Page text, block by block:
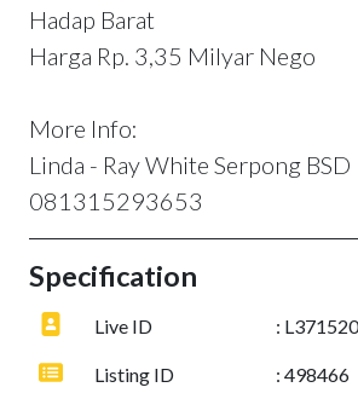
Hadap Barat
Harga Rp. 3,35 Milyar Nego
More Info:
Linda - Ray White Serpong BSD
081315293653
Specification
Live ID :
Listing ID : 498466